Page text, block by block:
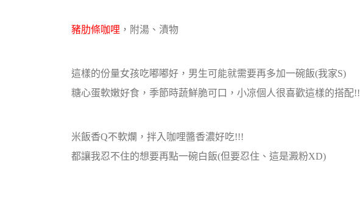
豬肋條咖哩 ，附湯、漬物
這樣的份量女孩吃嘟嘟好，男生可能就需要再多加一碗飯(我家S)
糖心蛋軟嫩好食，季節時蔬鮮脆可口，小凉個人很喜歡這樣的搭配!!
米飯香Q不軟爛，拌入咖哩醬香濃好吃!!!
都讓我忍不住的想要再點一碗白飯(但要忍住、這是澱粉XD)